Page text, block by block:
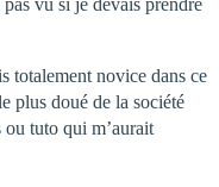
pas vu si je devais prendre
totalement novice dans ce
plus doué de la société
tuto qui m’aurait